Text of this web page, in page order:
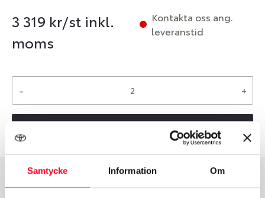
Samtycke Information Om
3 319 kr/st inkl.
moms
Kontakta oss ang.
leveranstid
- +
Däcktyp Däckstorlek